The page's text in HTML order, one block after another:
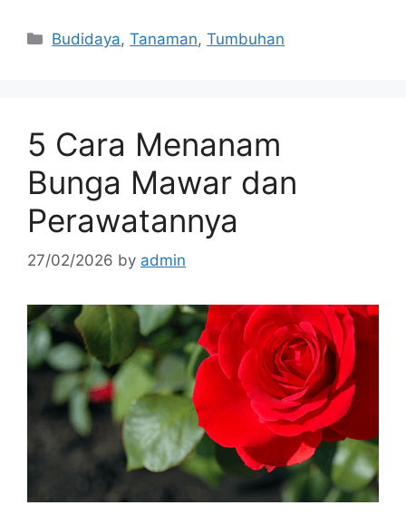
Categories
Budidaya,Tanaman,Tumbuhan
5 Cara Menanam
Bunga Mawar dan
Perawatannya
27/02/2026 by admin